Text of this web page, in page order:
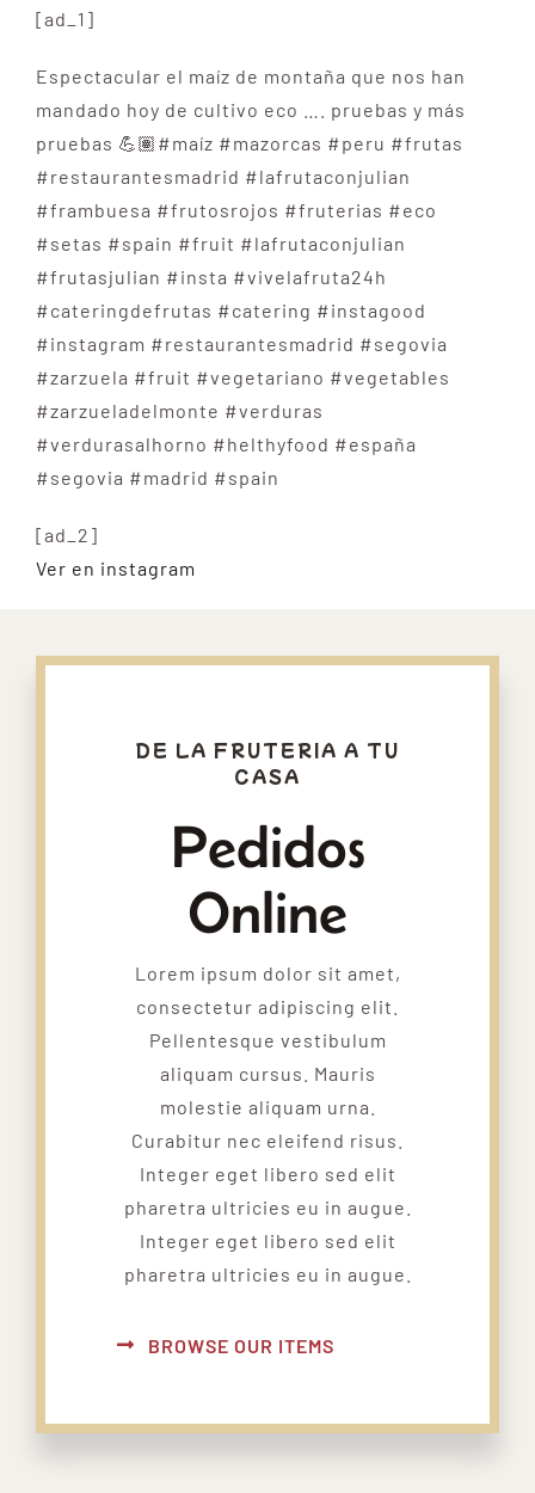
[ad_1]
Espectacular el maíz de montaña que nos han
mandado hoy de cultivo eco …. pruebas y más
pruebas 💪🏽#maíz #mazorcas #peru #frutas
#restaurantesmadrid #lafrutaconjulian
#frambuesa #frutosrojos #fruterias #eco
#setas #spain #fruit #lafrutaconjulian
#frutasjulian #insta #vivelafruta24h
#cateringdefrutas #catering #instagood
#instagram #restaurantesmadrid #segovia
#zarzuela #fruit #vegetariano #vegetables
#zarzueladelmonte #verduras
#verdurasalhorno #helthyfood #españa
#segovia #madrid #spain
[ad_2]
Ver en instagram
DE LA FRUTERIA A TU
CASA
Pedidos
Online
Lorem ipsum dolor sit amet,
consectetur adipiscing elit.
Pellentesque vestibulum
aliquam cursus. Mauris
molestie aliquam urna.
Curabitur nec eleifend risus.
Integer eget libero sed elit
pharetra ultricies eu in augue.
Integer eget libero sed elit
pharetra ultricies eu in augue.
BROWSE OUR ITEMS